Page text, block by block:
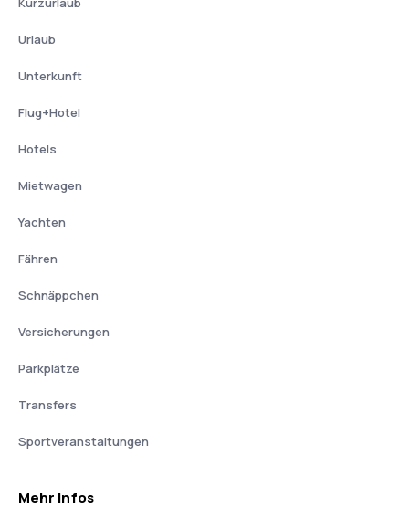
Urlaub
Unterkunft
Flug+Hotel
Hotels
Mietwagen
Yachten
Fähren
Schnäppchen
Versicherungen
Parkplätze
Transfers
Sportveranstaltungen
Mehr Infos